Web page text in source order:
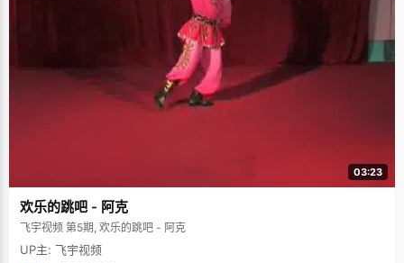
03:23
欢乐的跳吧 - 阿克
飞宇视频 第5期, 欢乐的跳吧 - 阿克
UP主: 飞宇视频